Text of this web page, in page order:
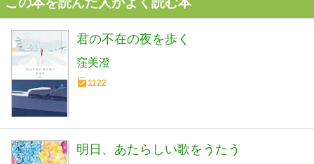
君の不在の夜を歩く
窪美澄
1122
明日、あたらしい歌をうたう